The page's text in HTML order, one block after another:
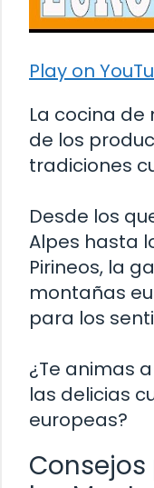
Play on
La cocina
de los
tradiciones
Desde los
Alpes hasta
Pirineos, la
montañas
para los
¿Te animas
las delicias
europeas?